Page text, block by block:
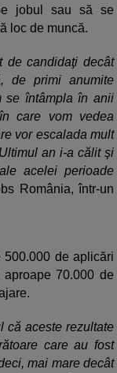
jobul sau să se
loc de muncă.
de candidaţi decât
de primi anumite
se întâmpla în anii
care vom vedea
vor escalada mult
an i-a călit şi
acelei perioade
România, într-un
500.000 de aplicări
70.000 de
că aceste rezultate
care au fost
mai mare decât